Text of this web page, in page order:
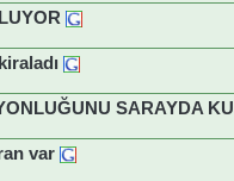
SARAYDA
var